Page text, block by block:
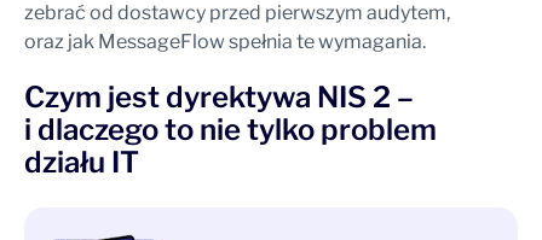
zebrać od dostawcy przed pierwszym audytem,
oraz jak MessageFlow spełnia te wymagania.
Czym jest dyrektywa NIS 2 –
i dlaczego to nie tylko problem
działu IT